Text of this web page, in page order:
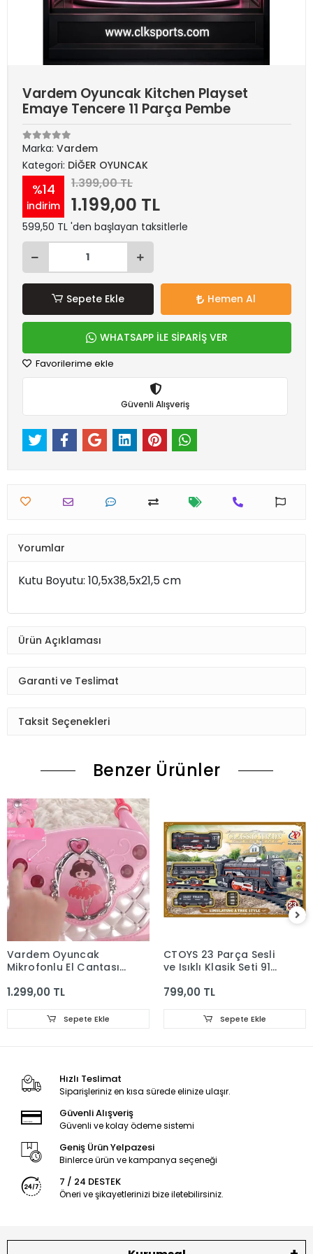
Vardem Oyuncak Kitchen Playset
Emaye Tencere 11 Parça Pembe
Marka: Vardem
Kategori: DİĞER OYUNCAK
%14
indirim
1.399,00 TL
1.199,00 TL
599,50 TL 'den başlayan taksitlerle
Sepete Ekle Hemen Al
WHATSAPP İLE SİPARİŞ VER
Favorilerime ekle
Güvenli Alışveriş
Yorumlar
Kutu Boyutu: 10,5x38,5x21,5 cm
Ürün Açıklaması
Garanti ve Teslimat
Taksit Seçenekleri
Benzer Ürünler
Vardem Oyuncak
Mikrofonlu El Çantası -
1.299,00 TL
Sepete Ekle
CTOYS 23 Parça Sesli
ve Işıklı Klasik Seti 91
799,00 TL
Sepete Ekle
Hızlı Teslimat
Siparişleriniz en kısa sürede elinize ulaşır.
Güvenli Alışveriş
Güvenli ve kolay ödeme sistemi
Geniş Ürün Yelpazesi
Binlerce ürün ve kampanya seçeneği
7 / 24 DESTEK
Öneri ve şikayetlerinizi bize iletebilirsiniz.